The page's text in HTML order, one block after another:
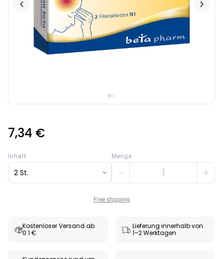
7,34 €
Inhalt
2 St.
Menge
− +
Free shipping
Kostenloser Versand ab
0.1 €
Lieferung innerhalb von
1–2 Werktagen